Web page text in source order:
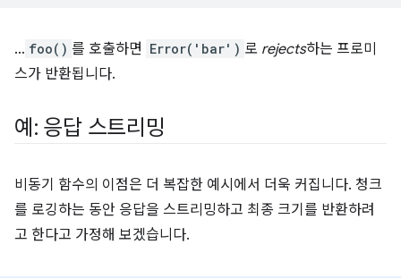
… foo() 를 호출하면 Error('bar') 로 rejects하는 프로미
스가 반환됩니다.
예: 응답 스트리밍
비동기 함수의 이점은 더 복잡한 예시에서 더욱 커집니다. 청크
를 로깅하는 동안 응답을 스트리밍하고 최종 크기를 반환하려
고 한다고 가정해 보겠습니다.